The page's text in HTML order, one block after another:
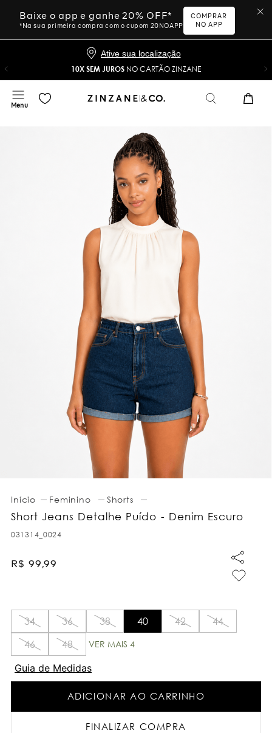
Baixe o app e ganhe 20% OFF*
*Na sua primeira compra com o cupom 20NOAPP
COMPRAR
NO APP
Ative sua localização
10X SEM JUROS NO CARTÃO ZINZANE
Feminino Shorts
Short Jeans Detalhe Puído - Denim Escuro
031314_0024
R$ 99,99
34 36 38 40 42
44
46
48 VER MAIS 4
Guia de Medidas
ADICIONAR AO CARRINHO
FINALIZAR COMPRA